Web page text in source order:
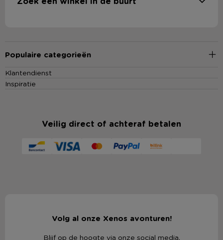
Populaire categorieën
Klantendienst
Inspiratie
Veilig direct of achteraf betalen
Volg al onze Xenos avonturen!
Blijf op de hoogte via onze social media.